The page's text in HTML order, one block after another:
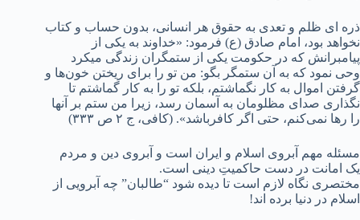
ذره ای ظلم و تعدی به حقوق هر انسانی، بدون حساب و کتاب
نخواهد بود، امام صادق (ع) فرمود: «خداوند به یکی از
پیامبرانش که در حکومت یکی از ستمگران زندگی میکرد
وحی نمود که به آن ستمگر بگو: من تو را برای ریختن خون‌ها و
گرفتن اموال به کار نگماشتم، بلکه تو را به کار گماشتم تا
نگذاری صدای مظلومان به آسمان رسد، زیرا من ستم بر آنها
را رها نمی‌کنم، حتی اگر کافرباشد». (کافی، ج ۲ ص ۳۳۳)
مسئله مهم آبروی اسلام و ایران است و آبروی دین و مردم
یک امانت در دست حاکمیتِ دینی است.
مختصری نگاه لازم است تا دیده شود “طالبان” چه آبرویی از
اسلام در دنیا برده اند!